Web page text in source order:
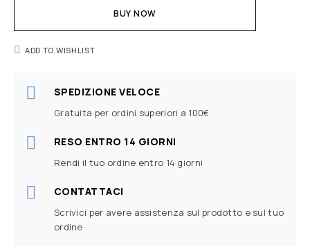
BUY NOW
ADD TO WISHLIST
SPEDIZIONE VELOCE
Gratuita per ordini superiori a 100€
RESO ENTRO 14 GIORNI
Rendi il tuo ordine entro 14 giorni
CONTATTACI
Scrivici per avere assistenza sul prodotto e sul tuo
ordine